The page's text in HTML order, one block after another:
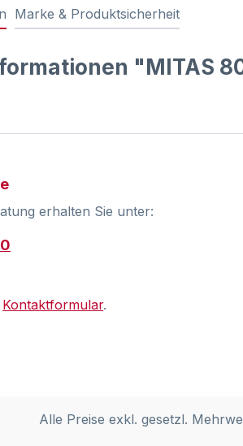
Marke & Produktsicherheit
"MITAS
erhalten Sie unter:
Kontaktformular.
Alle Preise exkl. gesetzl.